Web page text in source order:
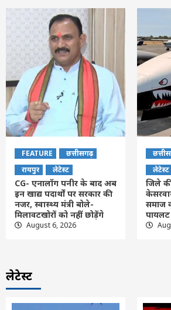
FEATURE
छत्तीसगढ़
रायपुर
लेटेस्ट
CG- एनालॉग पनीर के बाद अब
इन खाद्य पदार्थों पर सरकार की
नजर, स्वास्थ्य मंत्री बोले-
मिलावटखोरों को नहीं छोड़ेंगे
August 6, 2026
लेटेस्ट
जिले
समाज
पायलट
लेटेस्ट